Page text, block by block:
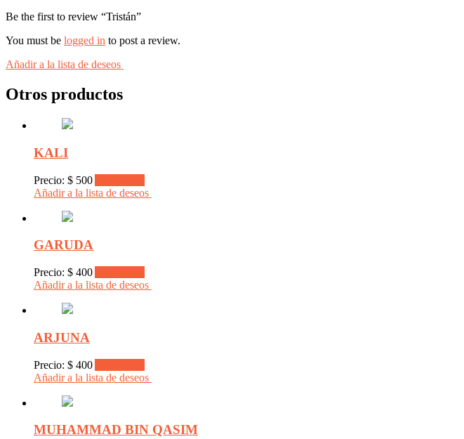
Be the first to review “Tristán”
You must be logged in to post a review.
Añadir a la lista de deseos
Otros productos
KALI
Precio: $ 500
Añadir a la lista de deseos
GARUDA
Precio: $ 400
Añadir a la lista de deseos
ARJUNA
Precio: $ 400
Añadir a la lista de deseos
MUHAMMAD BIN QASIM